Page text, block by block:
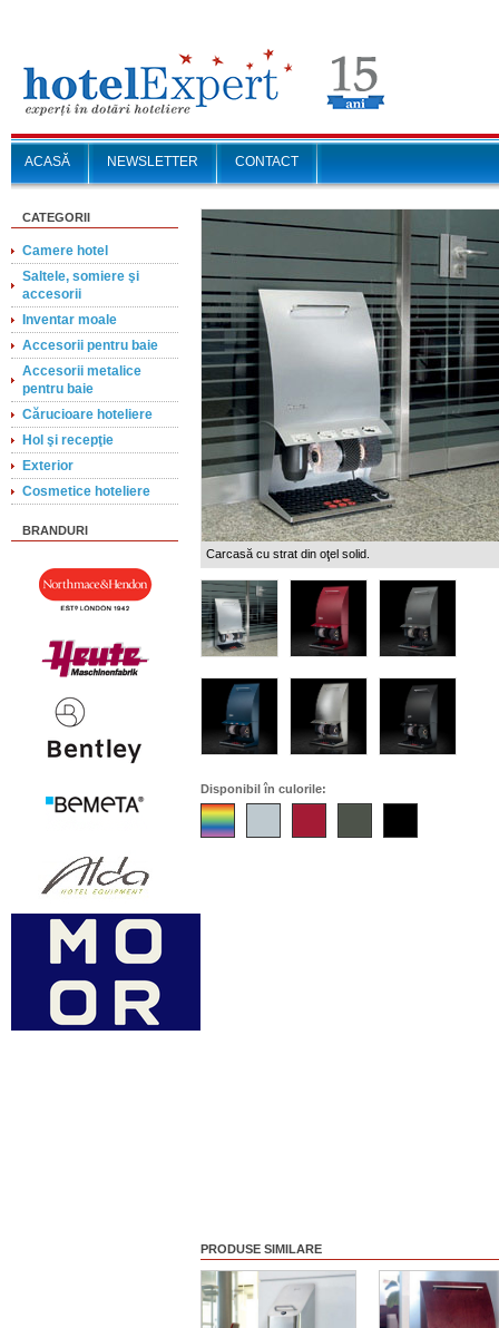
ACASĂ NEWSLETTER CONTACT
CATEGORII
Camere hotel
Saltele, somiere şi
accesorii
Inventar moale
Accesorii pentru baie
Accesorii metalice
pentru baie
Cărucioare hoteliere
Hol şi recepţie
Exterior
Cosmetice hoteliere
BRANDURI
Carcasă cu strat din oţel solid.
Disponibil în culorile:
PRODUSE SIMILARE